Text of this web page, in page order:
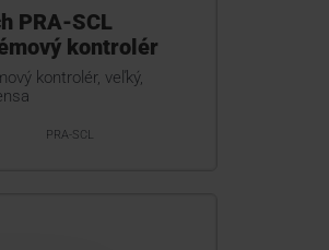
PRA-SCL
kontrolér
kontrolér, veľký,
PRA-SCL